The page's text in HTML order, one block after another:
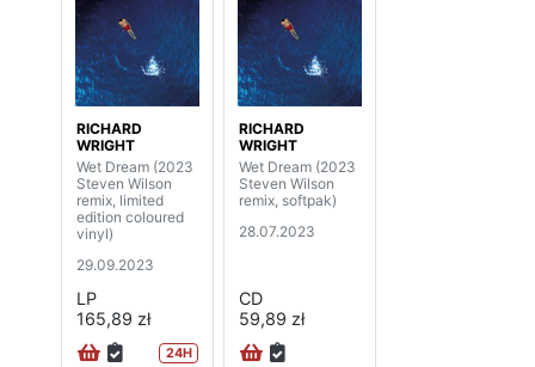
RICHARD
WRIGHT
Wet Dream (2023
Steven Wilson
remix, limited
edition coloured
vinyl)
29.09.2023
LP
165,89 zł
24H
RICHARD
WRIGHT
Wet Dream (2023
Steven Wilson
remix, softpak)
28.07.2023
CD
59,89 zł